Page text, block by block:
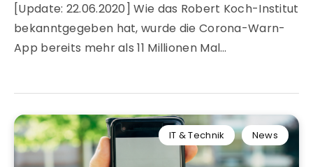
[Update: 22.06.2020] Wie das Robert Koch-Institut
bekanntgegeben hat, wurde die Corona-Warn-
App bereits mehr als 11 Millionen Mal…
IT & Technik News